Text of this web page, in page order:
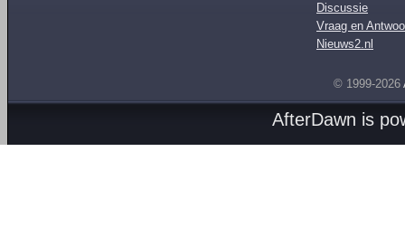
Discussie
Vraag en
Nieuws2.nl
© 1999-2026
AfterDawn is